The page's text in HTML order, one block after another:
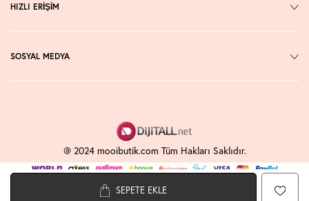
SEPETE EKLE
HIZLI ERİŞİM
SOSYAL MEDYA
@ 2024 mooibutik.com Tüm Hakları Saklıdır.
-SoftE-Ticaret